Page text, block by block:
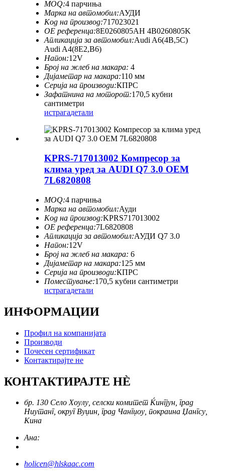
MOQ:4 парчиња
Марка на автомобил:АУДИ
Код на производ:717023021
ОЕ референца:8E0260805AH 4B0260805K
Апликација за автомобил:Audi A6(4B,5C)
Audi A4(8E2,B6)
Напон:12V
Број на жлеб на макара: 4
Дијаметар на макара:110 мм
Серија на производи:КПРС
Зафатнина на моторот:170,5 кубни
сантиметри
истрагадетали
KPRS-717013002 Компресор за
клима уред за AUDI Q7 3.0 OEM
7L6820808
MOQ:4 парчиња
Марка на автомобил:Ауди
Код на производ:KPRS717013002
ОЕ референца:7L6820808
Апликација за автомобил:АУДИ Q7 3.0
Напон:12V
Број на жлеб на макара: 6
Дијаметар на макара:125 мм
Серија на производи:КПРС
Поместување:170,5 кубни сантиметри
истрагадетали
ИНФОРМАЦИИ
Профил на компанијата
Производи
Почесен сертификат
Контактирајте не
КОНТАКТИРАЈТЕ НÈ
бр. 130 Село Хоулу, селски комитет Ќингјун, град
Ниутанг, округ Вуџин, град Чангџоу, покраина Џангсу,
Кина
Ана:
holicen@hlskaac.com